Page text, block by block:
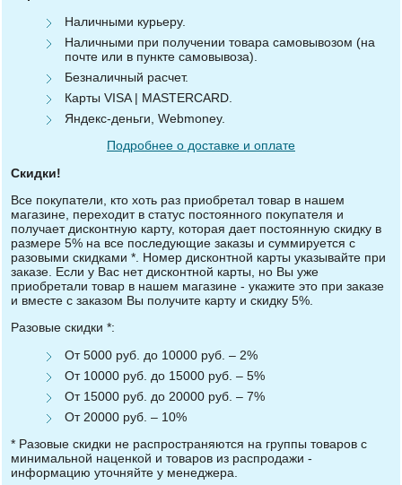
Наличными курьеру.
Наличными при получении товара самовывозом (на
почте или в пункте самовывоза).
Безналичный расчет.
Карты VISA | MASTERCARD.
Яндекс-деньги, Webmoney.
Подробнее о доставке и оплате
Скидки!
Все покупатели, кто хоть раз приобретал товар в нашем
магазине, переходит в статус постоянного покупателя и
получает дисконтную карту, которая дает постоянную скидку в
размере 5% на все последующие заказы и суммируется с
разовыми скидками *. Номер дисконтной карты указывайте при
заказе. Если у Вас нет дисконтной карты, но Вы уже
приобретали товар в нашем магазине - укажите это при заказе
и вместе с заказом Вы получите карту и скидку 5%.
Разовые скидки *:
От 5000 руб. до 10000 руб. – 2%
От 10000 руб. до 15000 руб. – 5%
От 15000 руб. до 20000 руб. – 7%
От 20000 руб. – 10%
* Разовые скидки не распространяются на группы товаров с
минимальной наценкой и товаров из распродажи -
информацию уточняйте у менеджера.